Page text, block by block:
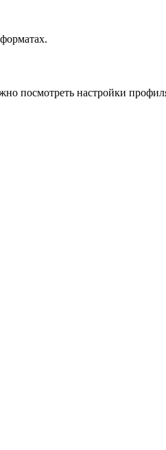
посмотреть настройки